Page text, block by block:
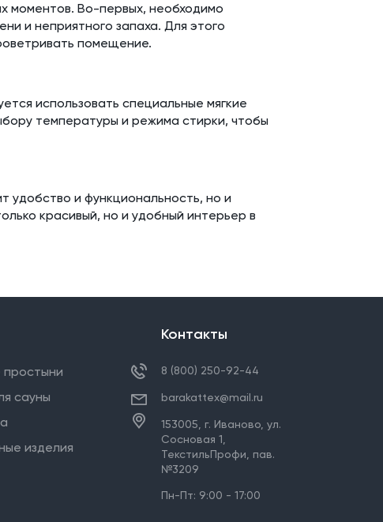
моментов. Во-первых, необходимо
и неприятного запаха. Для этого
помещение.
использовать специальные мягкие
температуры и режима стирки, чтобы
удобство и функциональность, но и
красивый, но и удобный интерьер в
сауны
изделия
Контакты
8 (800) 250-92-44
barakattex@mail.ru
153005, г. Иваново ул.
Сосновая 1,
ТекстильПрофи, пав.
№3209
Пн-Пт: 9:00 - 17:00